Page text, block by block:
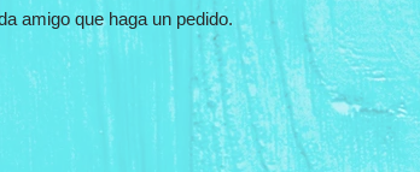
amigo que haga un pedido.